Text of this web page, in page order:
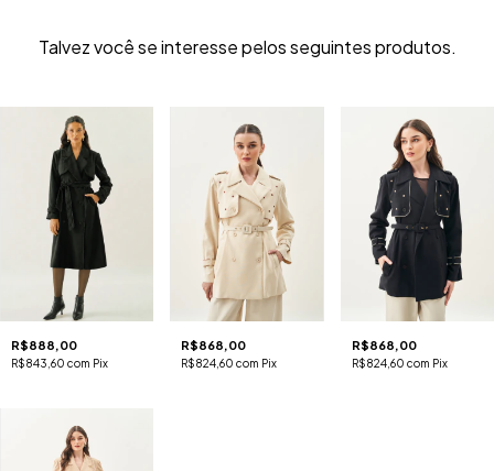
Talvez você se interesse pelos seguintes produtos.
R$888,00
R$843,60 com Pix
R$868,00
R$824,60com Pix
R$868,00
R$824,60 com Pix